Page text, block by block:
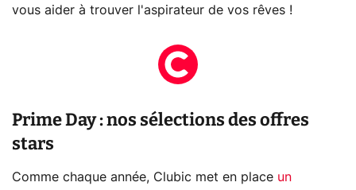
vous aider à trouver l'aspirateur de vos rêves !
Prime Day : nos sélections des offres
stars
Comme chaque année, Clubic met en place un